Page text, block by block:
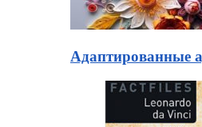
Адаптированные